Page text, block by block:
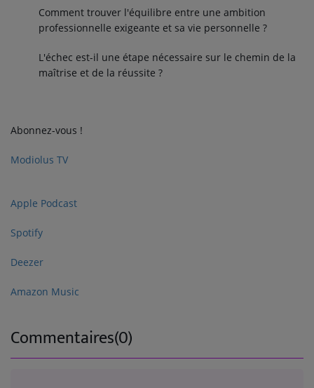
Comment trouver l'équilibre entre une ambition
professionnelle exigeante et sa vie personnelle ?
L'échec est-il une étape nécessaire sur le chemin de la
maîtrise et de la réussite ?
Abonnez-vous !
Modiolus TV
Apple Podcast
Spotify
Deezer
Amazon Music
Commentaires(0)